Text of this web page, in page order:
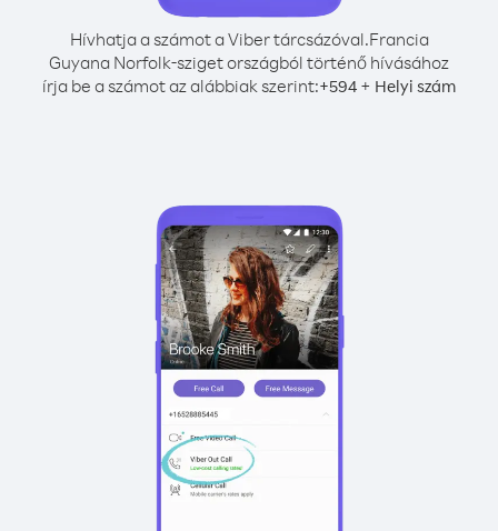
Hívhatja a számot a Viber tárcsázóval.Francia
Guyana Norfolk-sziget országból történő hívásához
írja be a számot az alábbiak szerint:+594 + Helyi szám